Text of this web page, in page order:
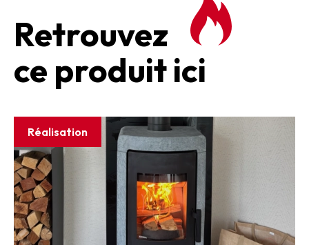
Retrouvez
ce produit ici
Réalisation